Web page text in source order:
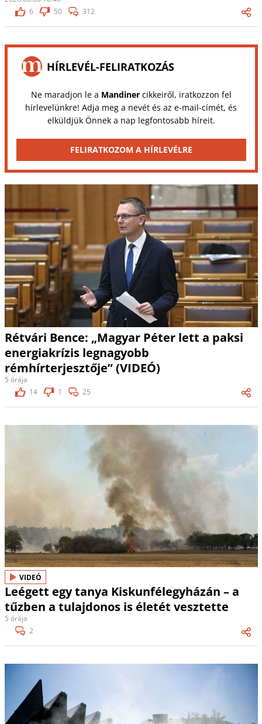
6
50 312
HÍRLEVÉL-FELIRATKOZÁS
Ne maradjon le a Mandinercikkeiről, iratkozzon fel
hírlevelünkre! Adja meg a nevét és az e-mail-címét, és
elküldjük Önnek a nap legfontosabb híreit.
FELIRATKOZOM A HÍRLEVÉLRE
Rétvári Bence: „Magyar Péter lett a paksi
energiakrízis legnagyobb
rémhírterjesztője” (VIDEÓ)
5 órája
14
1 25
VIDEÓ
Leégett egy tanya Kiskunfélegyházán – a
tűzben a tulajdonos is életét vesztette
5 órája
2